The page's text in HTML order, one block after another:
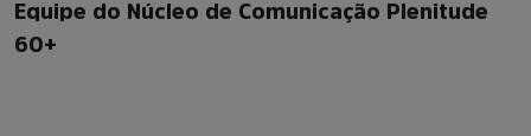
Equipe do Núcleo de Comunicação Plenitude
60+